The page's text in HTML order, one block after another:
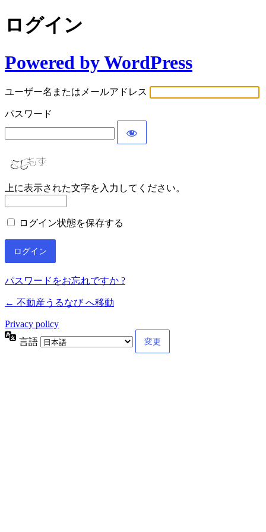
ログイン
Powered by WordPress
ユーザー名またはメールアドレス
パスワード
上に表示された文字を入力してください。
ログイン状態を保存する
パスワードをお忘れですか ?
← 不動産うるなび へ移動
Privacy policy
言語